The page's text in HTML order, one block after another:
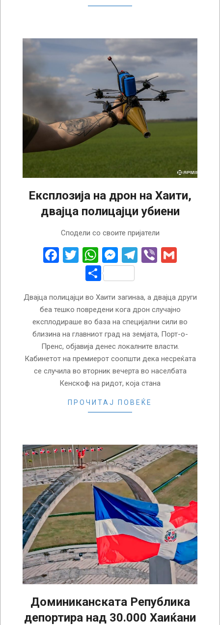
Експлозија на дрон на Хаити,
двајца полицајци убиени
Сподели со своите пријатели
Facebook
Twitter
WhatsApp
Messenger
Telegram
Viber
Share
Двајца полицајци во Хаити загинаа, а двајца други
беа тешко повредени кога дрон случајно
експлодираше во база на специјални сили во
близина на главниот град на земјата, Порт-о-
Пренс, објавија денес локалните власти.
Кабинетот на премиерот соопшти дека несреќата
се случила во вторник вечерта во населбата
Кенскоф на ридот, која стана
ПРОЧИТАЈ ПОВЕЌЕ
Доминиканската Република
депортира над 30.000 Хаиќани